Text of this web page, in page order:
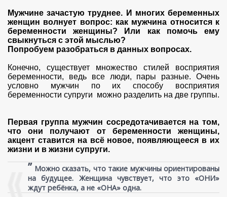
Мужчине зачастую труднее. И многих беременных
женщин волнует вопрос: как мужчина относится к
беременности женщины? Или как помочь ему
свыкнуться с этой мыслью?
Попробуем разобраться в данных вопросах.
Конечно, существует множество стилей восприятия
беременности, ведь все люди, пары разные. Очень
условно мужчин по их способу восприятия
беременности супруги можно разделить на две группы.
Первая группа мужчин сосредотачивается на том,
что они получают от беременности женщины,
акцент ставится на всё новое, появляющееся в их
жизни и в жизни супруги.
” Можно сказать, что такие мужчины ориентированы
на будущее. Женщина чувствует, что это «ОНИ»
ждут ребёнка, а не «ОНА» одна.